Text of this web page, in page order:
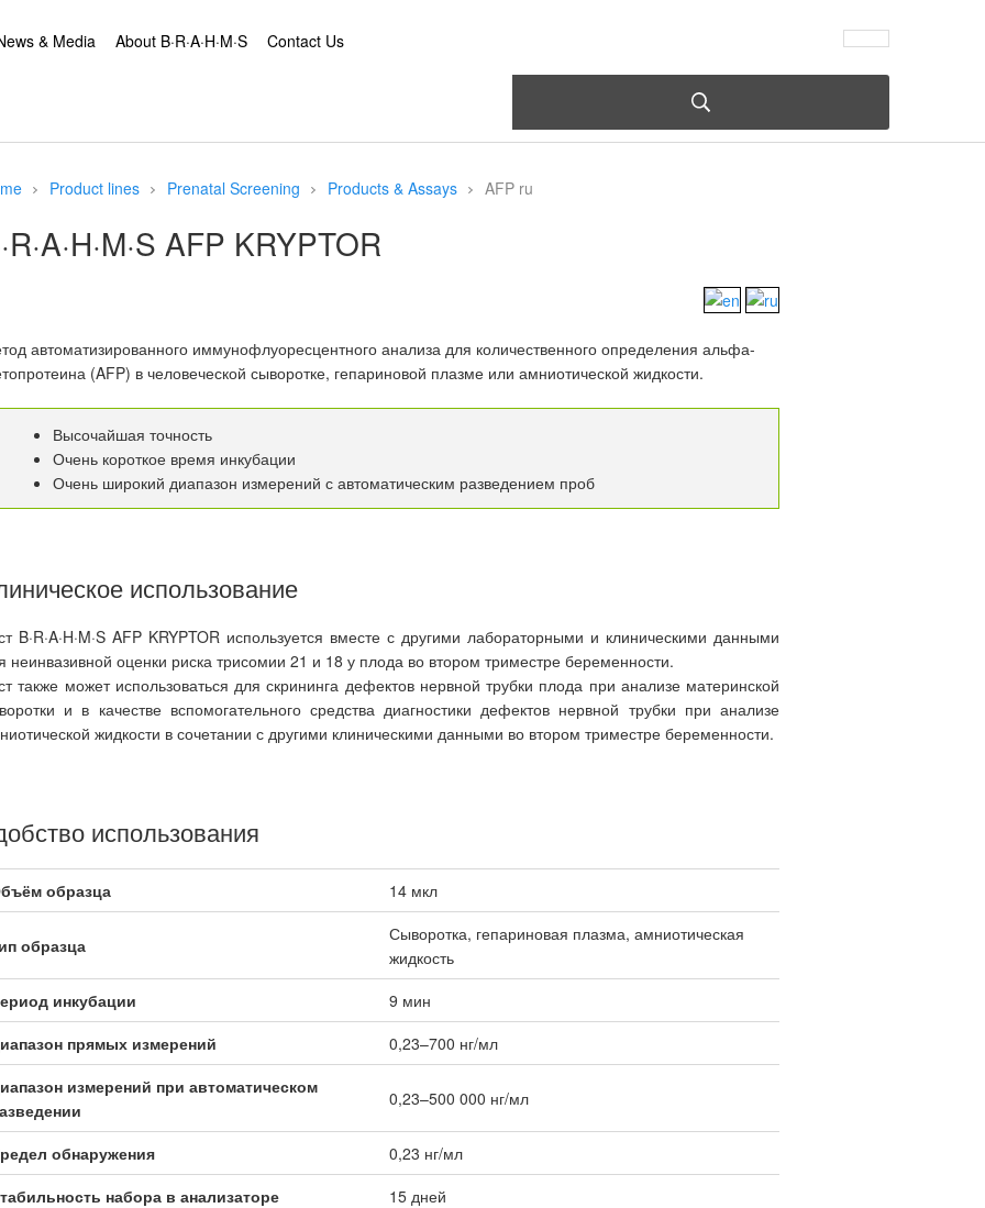
& Media About B·R·A·H·M·S Contact Us
Product lines Prenatal Screening Products & Assays AFP ru
AFP KRYPTOR
автоматизированного иммунофлуоресцентного анализа для количественного определения альфа-
(AFP) в человеческой сыворотке, гепариновой плазме или амниотической жидкости.
Высочайшая точность
Очень короткое время инкубации
Очень широкий диапазон измерений с автоматическим разведением проб
использование
B·R·A·H·M·S AFP KRYPTOR используется вместе с другими лабораторными и клиническими данными
неинвазивной оценки риска трисомии 21 и 18 у плода во втором триместре беременности.
также может использоваться для скрининга дефектов нервной трубки плода при анализе материнской
и в качестве вспомогательного средства диагностики дефектов нервной трубки при анализе
жидкости в сочетании с другими клиническими данными во втором триместре беременности.
использования
образца 14 мкл
образца
Сыворотка, гепариновая плазма, амниотическая
жидкость
инкубации
9 мин
прямых измерений
0,23–700 нг/мл
измерений при автоматическом
0,23–500 000 нг/мл
обнаружения
0,23 нг/мл
набора в анализаторе
15 дней